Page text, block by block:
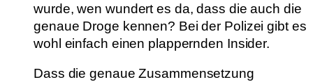
wurde, wen wundert es da, dass die auch die
genaue Droge kennen? Bei der Polizei gibt es
wohl einfach einen plappernden Insider.
Dass die genaue Zusammensetzung